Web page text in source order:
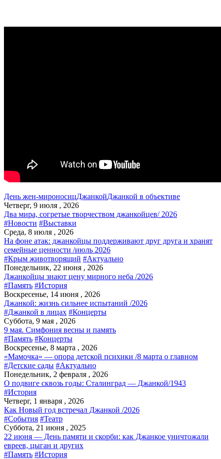
День жен-мироносицДжанкойДжанкой в объективе
Четверг, 9 июля , 2026
Два мира, согретые творчеством джанкойцев/ 2026
#Новости #Выставки
Среда, 8 июля , 2026
На фоне атак: джанкойцы поддерживают друг друга и хранят
семейные ценности /июль 2026
#Крым животворящий #Актуально
Понедельник, 22 июня , 2026
Джанкойцы знают цену мирного неба /2026
#Память #История
Воскресенье, 14 июня , 2026
Джанкой: жизнь сильнее испытаний /2026
#Джанкой в лицах #Концерты
Суббота, 9 мая , 2026
9 мая. Симфония весны и память
#Память #Концерты
Воскресенье, 8 марта , 2026
«Мамочка» — опора детской психики /8 марта о главном
#Детские сады #Актуально
Понедельник, 2 февраля , 2026
О подвиге сквозь годы: Сталинград — Джанкой/1943
#История
Четверг, 1 января , 2026
Как Новый год встречал Джанкой /2026
#События #Театр
Суббота, 21 июня , 2025
22 июня — День памяти и скорби: как Джанкое уничтожали
евреев, цыган и других
#Память #История